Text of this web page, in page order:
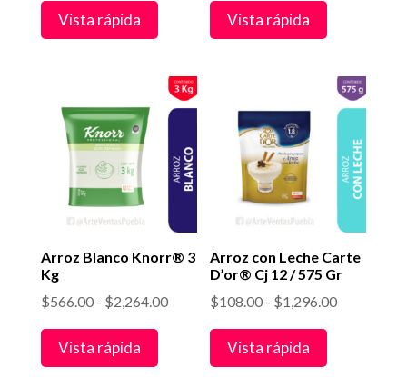
hasta
$1,992.00
Vista rápida
hasta
$1,992.00
Vista rápida
Arroz Blanco Knorr® 3
Kg
$566.00 - $2,264.00Rango
Vista rápida
Arroz con Leche Carte
D’or® Cj 12 / 575 Gr
$108.00 - $1,296.00Rango
Vista rápida